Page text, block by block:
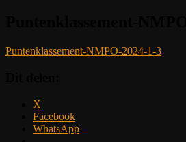
Puntenklassement-NMPO-2024-1-3
X
Facebook
WhatsApp